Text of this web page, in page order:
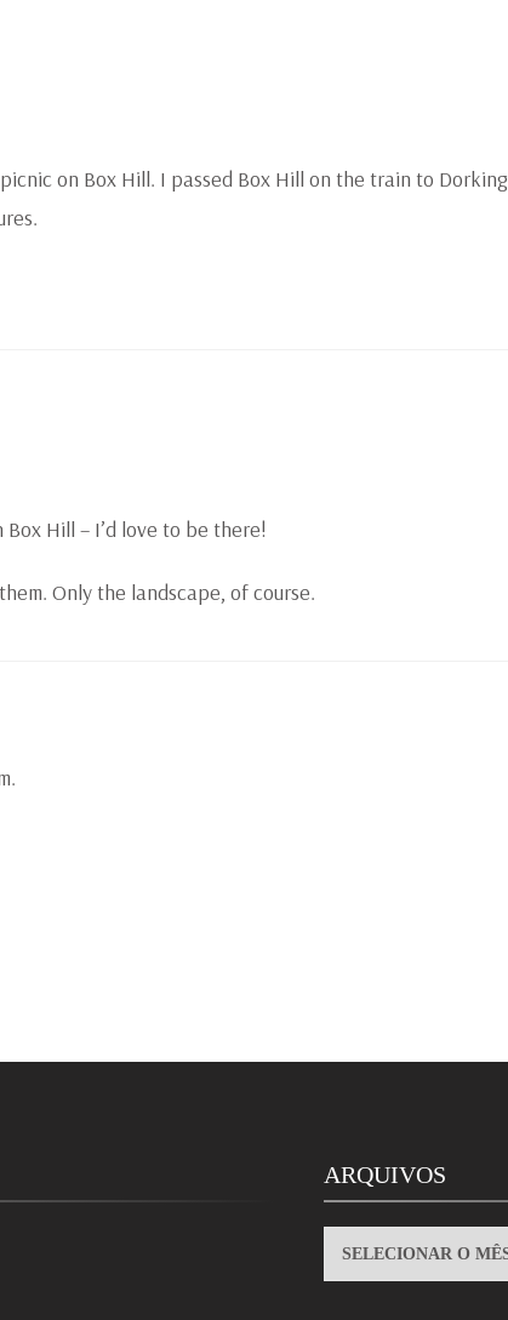
on Box Hill. I passed Box Hill on the train to Dorking
Hill – I’d love to be there!
Only the landscape, of course.
ARQUIVOS
ARQUIVOS